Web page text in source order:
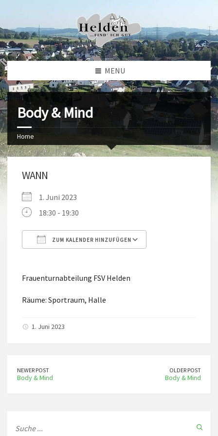
MENU
Body & Mind
Home
WANN
1. Juni 2023
18:30 - 19:30
ZUM KALENDER HINZUFÜGEN
Frauenturnabteilung FSV Helden
Räume: Sportraum, Halle
1. Juni 2023
NEWER POST
Body & Mind
OLDER POST
Body & Mind